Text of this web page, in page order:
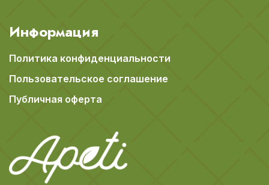
Информация
Политика конфиденциальности
Пользовательское соглашение
Публичная оферта